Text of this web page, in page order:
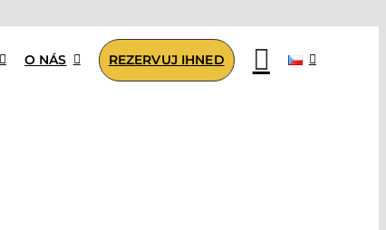
O NÁS REZERVUJ IHNED